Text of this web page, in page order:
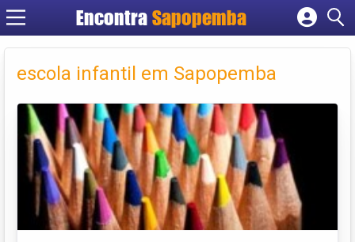
Encontra Sapopemba
Cadastrar empresa
Criar conta
escola infantil em Sapopemba